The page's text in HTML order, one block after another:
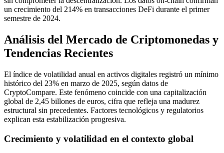
un crecimiento del 214% en transacciones DeFi durante el primer
semestre de 2024.
Análisis del Mercado de Criptomonedas y
Tendencias Recientes
El índice de volatilidad anual en activos digitales registró un mínimo
histórico del 23% en marzo de 2025, según datos de
CryptoCompare. Este fenómeno coincide con una capitalización
global de 2,45 billones de euros, cifra que refleja una madurez
estructural sin precedentes. Factores tecnológicos y regulatorios
explican esta estabilización progresiva.
Crecimiento y volatilidad en el contexto global